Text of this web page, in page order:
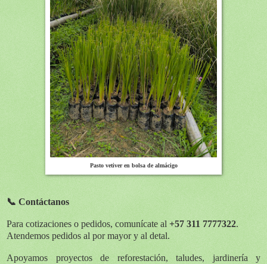
Pasto vetiver en bolsa de almácigo
📞 Contáctanos
Para cotizaciones o pedidos, comunícate al +57 311 7777322.
Atendemos pedidos al por mayor y al detal.
Apoyamos proyectos de reforestación, taludes, jardinería y